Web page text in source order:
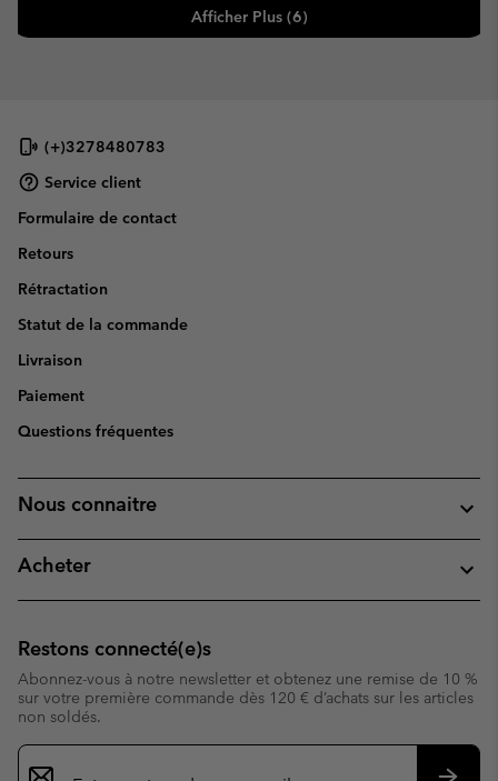
Afficher Plus (6)
(+)3278480783
Service client
Formulaire de contact
Retours
Rétractation
Statut de la commande
Livraison
Paiement
Questions fréquentes
Nous connaitre
Acheter
Restons connecté(e)s
Abonnez-vous à notre newsletter et obtenez une remise de 10 %
sur votre première commande dès 120 € d’achats sur les articles
non soldés.
Inscription